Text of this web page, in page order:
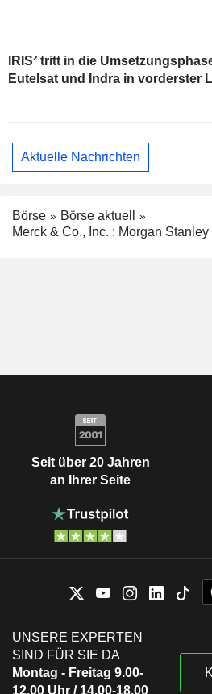
IRIS² tritt in die
Eutelsat und Indra in vorderster
Aktuelle Nachrichten
Börse
Börse aktuell
Merck & Co., Inc. : Morgan Stanley
Seit über 20 Jahren
an Ihrer Seite
UNSERE EXPERTEN
SIND FÜR SIE DA
Montag - Freitag 9.00-
12.00 Uhr / 14.00-18.00